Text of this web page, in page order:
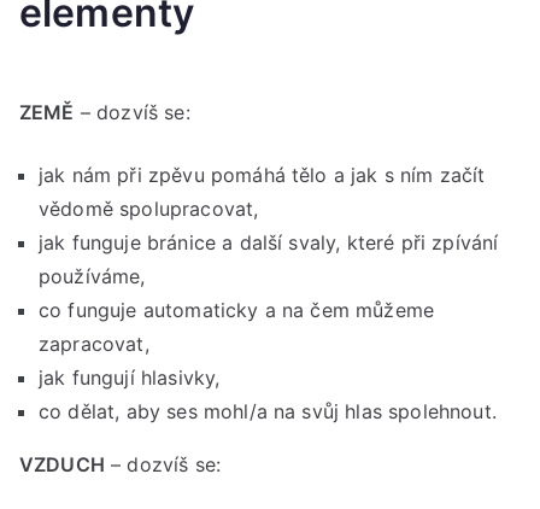
elementy
ZEMĚ – dozvíš se:
jak nám při zpěvu pomáhá tělo a jak s ním začít
vědomě spolupracovat,
jak funguje bránice a další svaly, které při zpívání
používáme,
co funguje automaticky a na čem můžeme
zapracovat,
jak fungují hlasivky,
co dělat, aby ses mohl/a na svůj hlas spolehnout.
VZDUCH – dozvíš se: